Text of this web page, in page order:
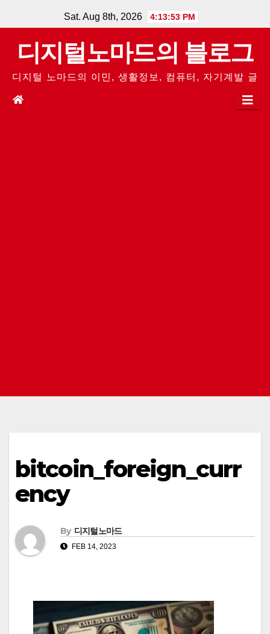
to
content
Sat. Aug 8th, 2026 4:13:53 PM
디지털노마드의 블로그
디지털 노마드의 이민, 생활정보, 컴퓨터, 자기계발 글
bitcoin_foreign_curr
ency
By 디지털노마드
FEB 14, 2023